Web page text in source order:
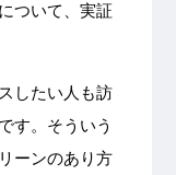
ついて、実証
したい人も訪
す。そういう
ーンのあり方